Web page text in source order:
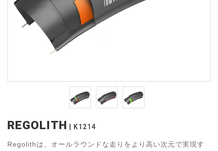
REGOLITH K1214
Regolithは、オールラウンドな走りをより高い次元で実現す